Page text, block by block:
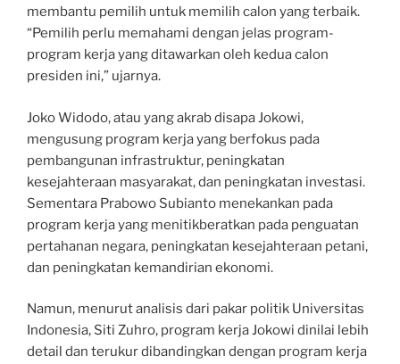
membantu pemilih untuk memilih calon yang terbaik.
“Pemilih perlu memahami dengan jelas program-
program kerja yang ditawarkan oleh kedua calon
presiden ini,” ujarnya.
Joko Widodo, atau yang akrab disapa Jokowi,
mengusung program kerja yang berfokus pada
pembangunan infrastruktur, peningkatan
kesejahteraan masyarakat, dan peningkatan investasi.
Sementara Prabowo Subianto menekankan pada
program kerja yang menitikberatkan pada penguatan
pertahanan negara, peningkatan kesejahteraan petani,
dan peningkatan kemandirian ekonomi.
Namun, menurut analisis dari pakar politik Universitas
Indonesia, Siti Zuhro, program kerja Jokowi dinilai lebih
detail dan terukur dibandingkan dengan program kerja